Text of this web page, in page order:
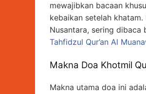
mewajibkan bacaan
kebaikan setelah
Nusantara, sering dibaca
Tahfidzul Qur’an Al
Makna Doa Khotmil
Makna utama doa ini